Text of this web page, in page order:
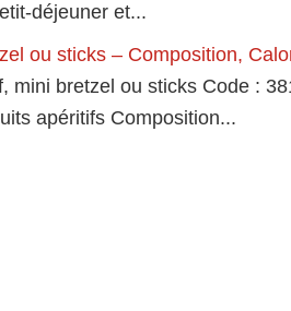
déjeuner et...
ou sticks – Composition,
mini bretzel ou sticks Code :
apéritifs Composition...